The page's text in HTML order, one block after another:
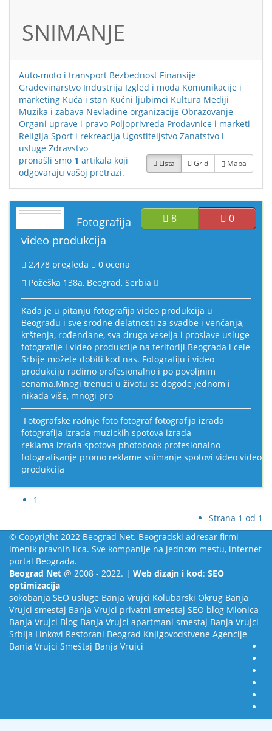
SNIMANJE
Auto-moto i transport Bezbednost Finansije
Građevinarstvo Industrija Izgled i moda Komunikacije i
marketing Kuća i stan Kućni ljubimci Kultura Mediji
Muzika i zabava Nevladine organizacije Obrazovanje
Organi uprave i pravo Poljoprivreda Prodavnice i marketi
Religija Sport i rekreacija Ugostiteljstvo Zanatstvo i
usluge Zdravstvo
Lista Grid Mapa
pronašli smo 1 artikala koji
odgovaraju vašoj pretrazi.
8 0
Fotografija
video produkcija
2,478 pregleda 0 ocena
Požeška 138a, Beograd, Serbia
Kada je u pitanju fotografija video produkcija u
Beogradu i sve srodne delatnosti za svadbe i venčanja,
krštenja, rođendane, sva druga veselja i proslave usluge
fotografije i video produkcije na teritoriji Beograda i cele
Srbije možete dobiti kod nas. Fotografiju i video
produkciju radimo profesionalno i po povoljnim
cenama.Mnogi trenuci u životu se dogode jednom i
nikada više, mnogi pro
Fotografske radnje foto fotograf fotografija izrada
fotografija izrada muzickih spotova izrada
reklama izrada spotova photobook profesionalno
fotografisanje promo reklame snimanje spotovi video video
produkcija
1
Strana 1 od 1
© Copyright 2022 Beograd Net. Beogradski adresar firmi
imenik pravnih lica. Sve kompanije na jednom mestu, internet
portal Beograda.
Beograd Net @ 2008 - 2022. | Web dizajn i kod: SEO
optimizacija
sokobanja SEO usluge Banja Vrujci Kolubarski Okrug Banja
Vrujci smestaj Banja Vrujci privatni smestaj SEO blog Mionica
Banja Vrujci Blog Banja Vrujci apartmani smestaj Banja Vrujci
Srbija Linkovi Restorani Beograd Knjigovodstvene Agencije
Banja Vrujci Smeštaj Banja Vrujci